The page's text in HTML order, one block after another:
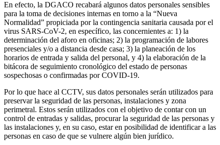
En efecto, la DGACO recabará algunos datos personales sensibles
para la toma de decisiones internas en torno a la “Nueva
Normalidad” propiciada por la contingencia sanitaria causada por el
virus SARS-CoV-2, en específico, las concernientes a: 1) la
determinación del aforo en oficinas; 2) la programación de labores
presenciales y/o a distancia desde casa; 3) la planeación de los
horarios de entrada y salida del personal, y 4) la elaboración de la
bitácora de seguimiento cronológico del estado de personas
sospechosas o confirmadas por COVID-19.
Por lo que hace al CCTV, sus datos personales serán utilizados para
preservar la seguridad de las personas, instalaciones y zona
perimetral. Estos serán utilizados con el objetivo de contar con un
control de entradas y salidas, procurar la seguridad de las personas y
las instalaciones y, en su caso, estar en posibilidad de identificar a las
personas en caso de que se vulnere algún bien jurídico.